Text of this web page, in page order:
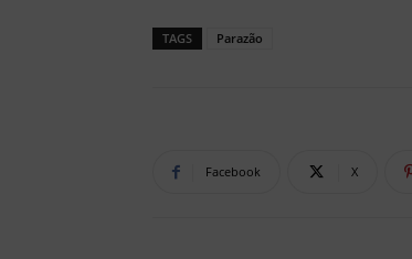
TAGS Parazão
Facebook X